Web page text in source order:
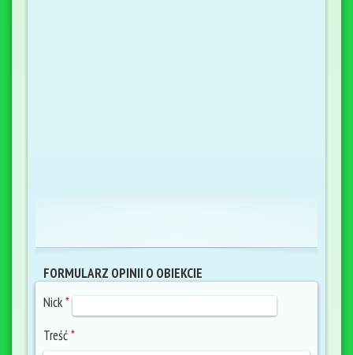
FORMULARZ OPINII O OBIEKCIE
Nick*
Treść*